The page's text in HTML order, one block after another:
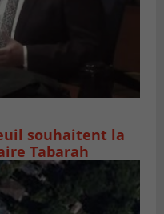
souhaitent la
Tabarah